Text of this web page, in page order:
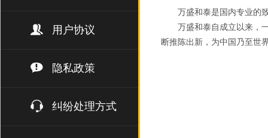
用户协议
隐私政策
纠纷处理方式
万盛和泰是国内专业的
万盛和泰自成立以来，
断推陈出新，为中国乃至世